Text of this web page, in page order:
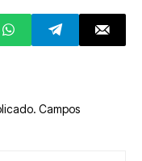
surdas
Campos